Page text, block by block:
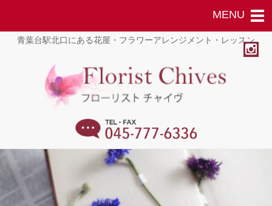
青葉台駅北口にある花屋・フラワーアレンジメント・レッスン